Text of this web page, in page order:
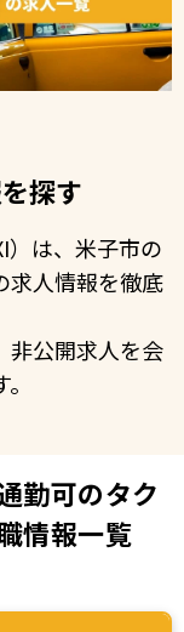
探す
）は、米子市の
求人情報を徹底
非公開求人を会
勤可のタク
情報一覧